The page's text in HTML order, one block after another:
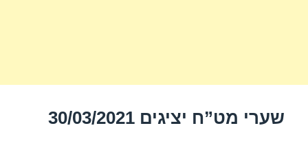
שערי מט”ח יציגים 30/03/2021